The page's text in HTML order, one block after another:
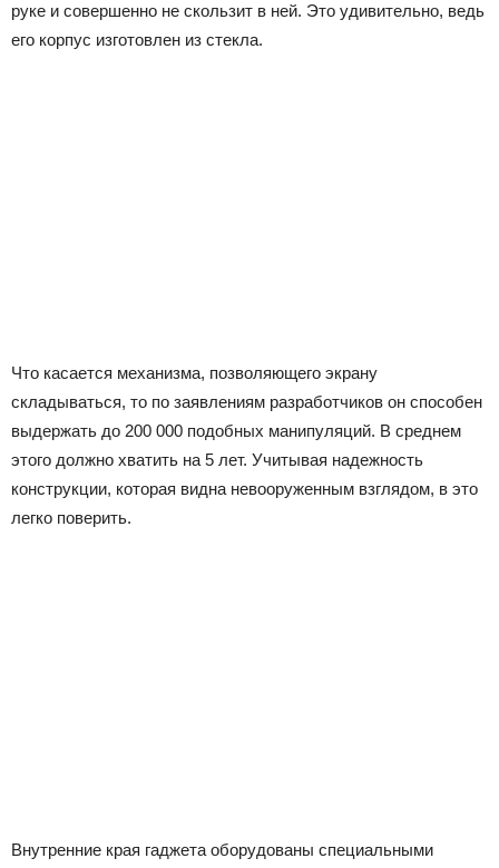
руке и совершенно не скользит в ней. Это удивительно, ведь
его корпус изготовлен из стекла.
Что касается механизма, позволяющего экрану
складываться, то по заявлениям разработчиков он способен
выдержать до 200 000 подобных манипуляций. В среднем
этого должно хватить на 5 лет. Учитывая надежность
конструкции, которая видна невооруженным взглядом, в это
легко поверить.
Внутренние края гаджета оборудованы специальными